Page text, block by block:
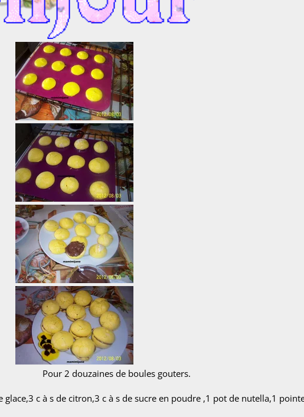
de boules gouters.
c à s de citron,3 c à s de sucre en poudre ,1 pot de nutella,1